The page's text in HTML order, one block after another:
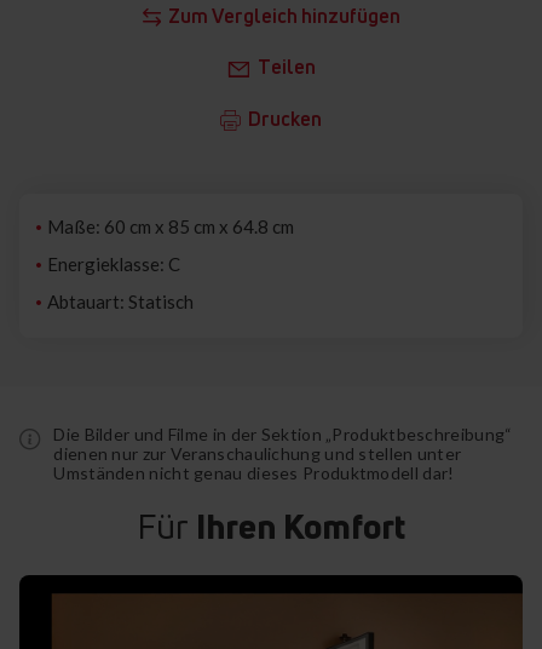
Zum Vergleich hinzufügen
Teilen
Drucken
Maße: 60 cm x 85 cm x 64.8 cm
Energieklasse: C
Abtauart: Statisch
Die Bilder und Filme in der Sektion „Produktbeschreibung“
dienen nur zur Veranschaulichung und stellen unter
Umständen nicht genau dieses Produktmodell dar!
Für Ihren Komfort